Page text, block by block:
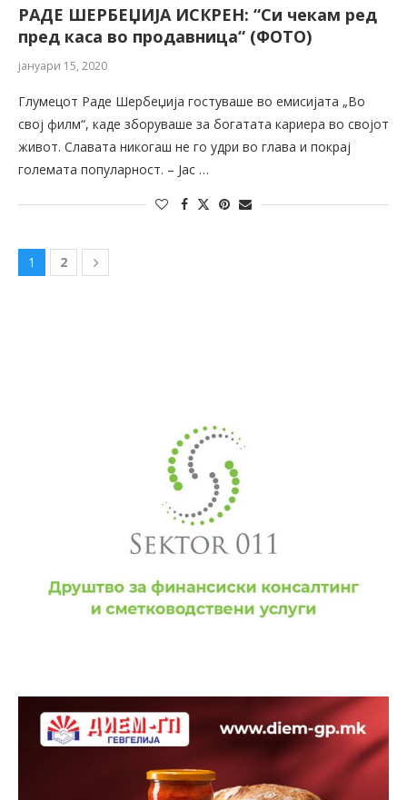
РАДЕ ШЕРБЕЏИЈА ИСКРЕН: “Си чекам ред
пред каса во продавница“ (ФОТО)
јануари 15, 2020
Глумецот Раде Шербеџија гостуваше во емисијата „Во
свој филм“, каде зборуваше за богатата кариера во својот
живот. Славата никогаш не го удри во глава и покрај
големата популарност. – Јас …
1 2